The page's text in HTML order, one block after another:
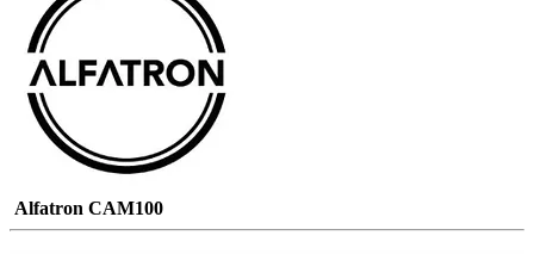
Alfatron CAM100